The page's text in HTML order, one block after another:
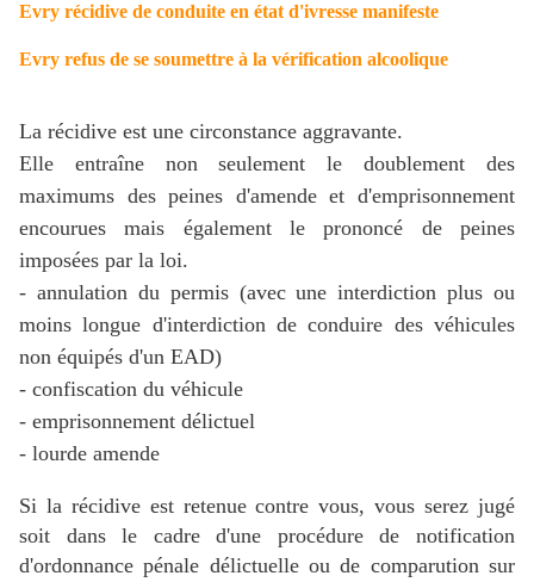
Evry récidive de conduite en état d'ivresse manifeste
Evry refus de se soumettre à la vérification alcoolique
La récidive est une circonstance aggravante.
Elle entraîne non seulement le doublement des
maximums des peines d'amende et d'emprisonnement
encourues mais également le prononcé de peines
imposées par la loi.
- annulation du permis (avec une interdiction plus ou
moins longue d'interdiction de conduire des véhicules
non équipés d'un EAD)
- confiscation du véhicule
- emprisonnement délictuel
- lourde amende
Si la récidive est retenue contre vous, vous serez jugé
soit dans le cadred'une procédure de notification
d'ordonnance pénale délictuelle ou de comparution sur